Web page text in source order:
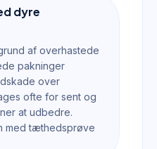
dyre
af overhastede
pakninger
over
ofte for sent og
at udbedre.
med tæthedsprøve